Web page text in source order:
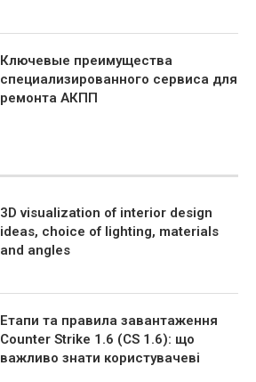
Ключевые преимущества
специализированного сервиса для
ремонта АКПП
3D visualization of interior design
ideas, choice of lighting, materials
and angles
Етапи та правила завантаження
Counter Strike 1.6 (CS 1.6): що
важливо знати користувачеві